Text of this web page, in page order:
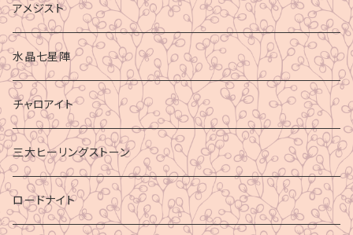
アメジスト
水晶七星陣
チャロアイト
三大ヒーリングストーン
ロードナイト